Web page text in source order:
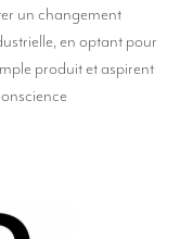
un changement
en optant pour
produit et aspirent